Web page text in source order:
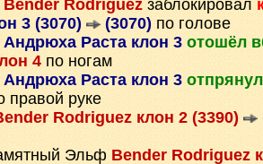
Bender Rodriguez заблокировал
3 (3070) (3070) по голове
Андрюха Раста клон 3 отошёл
4 по ногам
Андрюха Раста клон 3 отпрянул
правой руке
Rodriguez клон 2 (3390)
Эльф Bender Rodriguez